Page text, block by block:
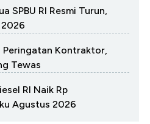
SPBU RI Resmi Turun,
Peringatan Kontraktor,
Tewas
RI Naik Rp
Agustus 2026